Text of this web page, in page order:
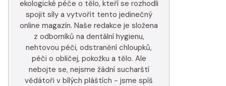
ekologické péče o tělo, kteří se rozhodli
spojit síly a vytvořit tento jedinečný
online magazín. Naše redakce je složena
z odborníků na dentální hygienu,
nehtovou péči, odstranění chloupků,
péči o obličej, pokožku a tělo. Ale
nebojte se, nejsme žádní sucharští
vědátoři v bílých pláštích - jsme spíš